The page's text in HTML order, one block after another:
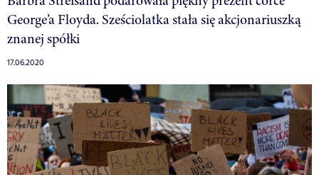
George’a Floyda. Sześciolatka stała się akcjonariuszką
znanej spółki
17.06.2020